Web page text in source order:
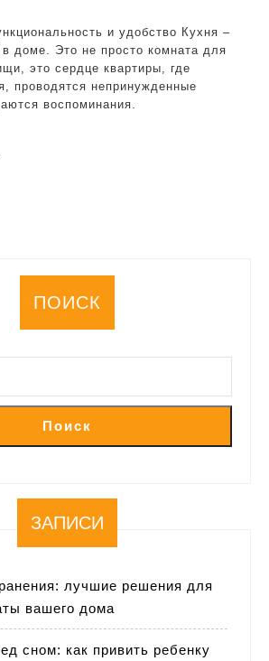
и
доме. Это не просто комната для
это сердце квартиры, где
проводятся непринужденные
воспоминания.
ПОИСК
Поиск
ЗАПИСИ
лучшие решения для
вашего дома
сном: как привить ребенку